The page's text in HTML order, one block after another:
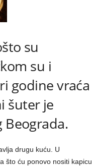
su
su i
godine vraća
šuter je
drugu kuću. U
što ću ponovo nositi kapicu